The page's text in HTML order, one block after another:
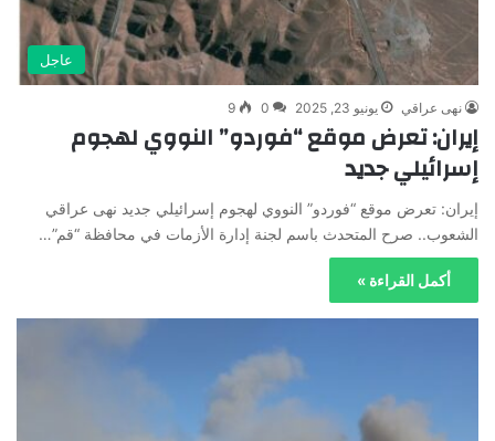
عاجل
نهى عراقي يونيو 23, 2025 0
9
إيران: تعرض موقع “فوردو” النووي لهجوم
إسرائيلي جديد
إيران: تعرض موقع “فوردو” النووي لهجوم إسرائيلي جديد نهى عراقي
الشعوب.. صرح المتحدث باسم لجنة إدارة الأزمات في محافظة “قم”…
أكمل القراءة »